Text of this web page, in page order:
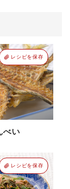
レシピを保存
べい
レシピを保存